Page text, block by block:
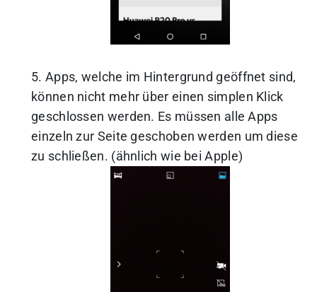
5. Apps, welche im Hintergrund geöffnet sind,
können nicht mehr über einen simplen Klick
geschlossen werden. Es müssen alle Apps
einzeln zur Seite geschoben werden um diese
zu schließen. (ähnlich wie bei Apple)